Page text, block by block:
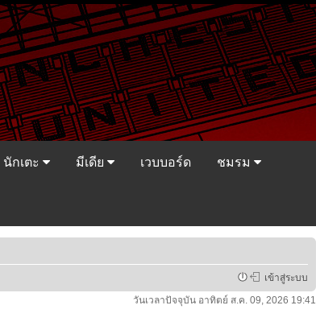
นักเตะ มีเดีย เวบบอร์ด ชมรม
เข้าสู่ระบบ
วันเวลาปัจจุบัน อาทิตย์ ส.ค. 09, 2026 19:41